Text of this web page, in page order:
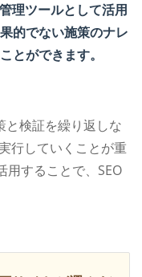
理ツールとして活用
的でない施策のナレ
とができます。
と検証を繰り返しな
行していくことが重
用することで、SEO